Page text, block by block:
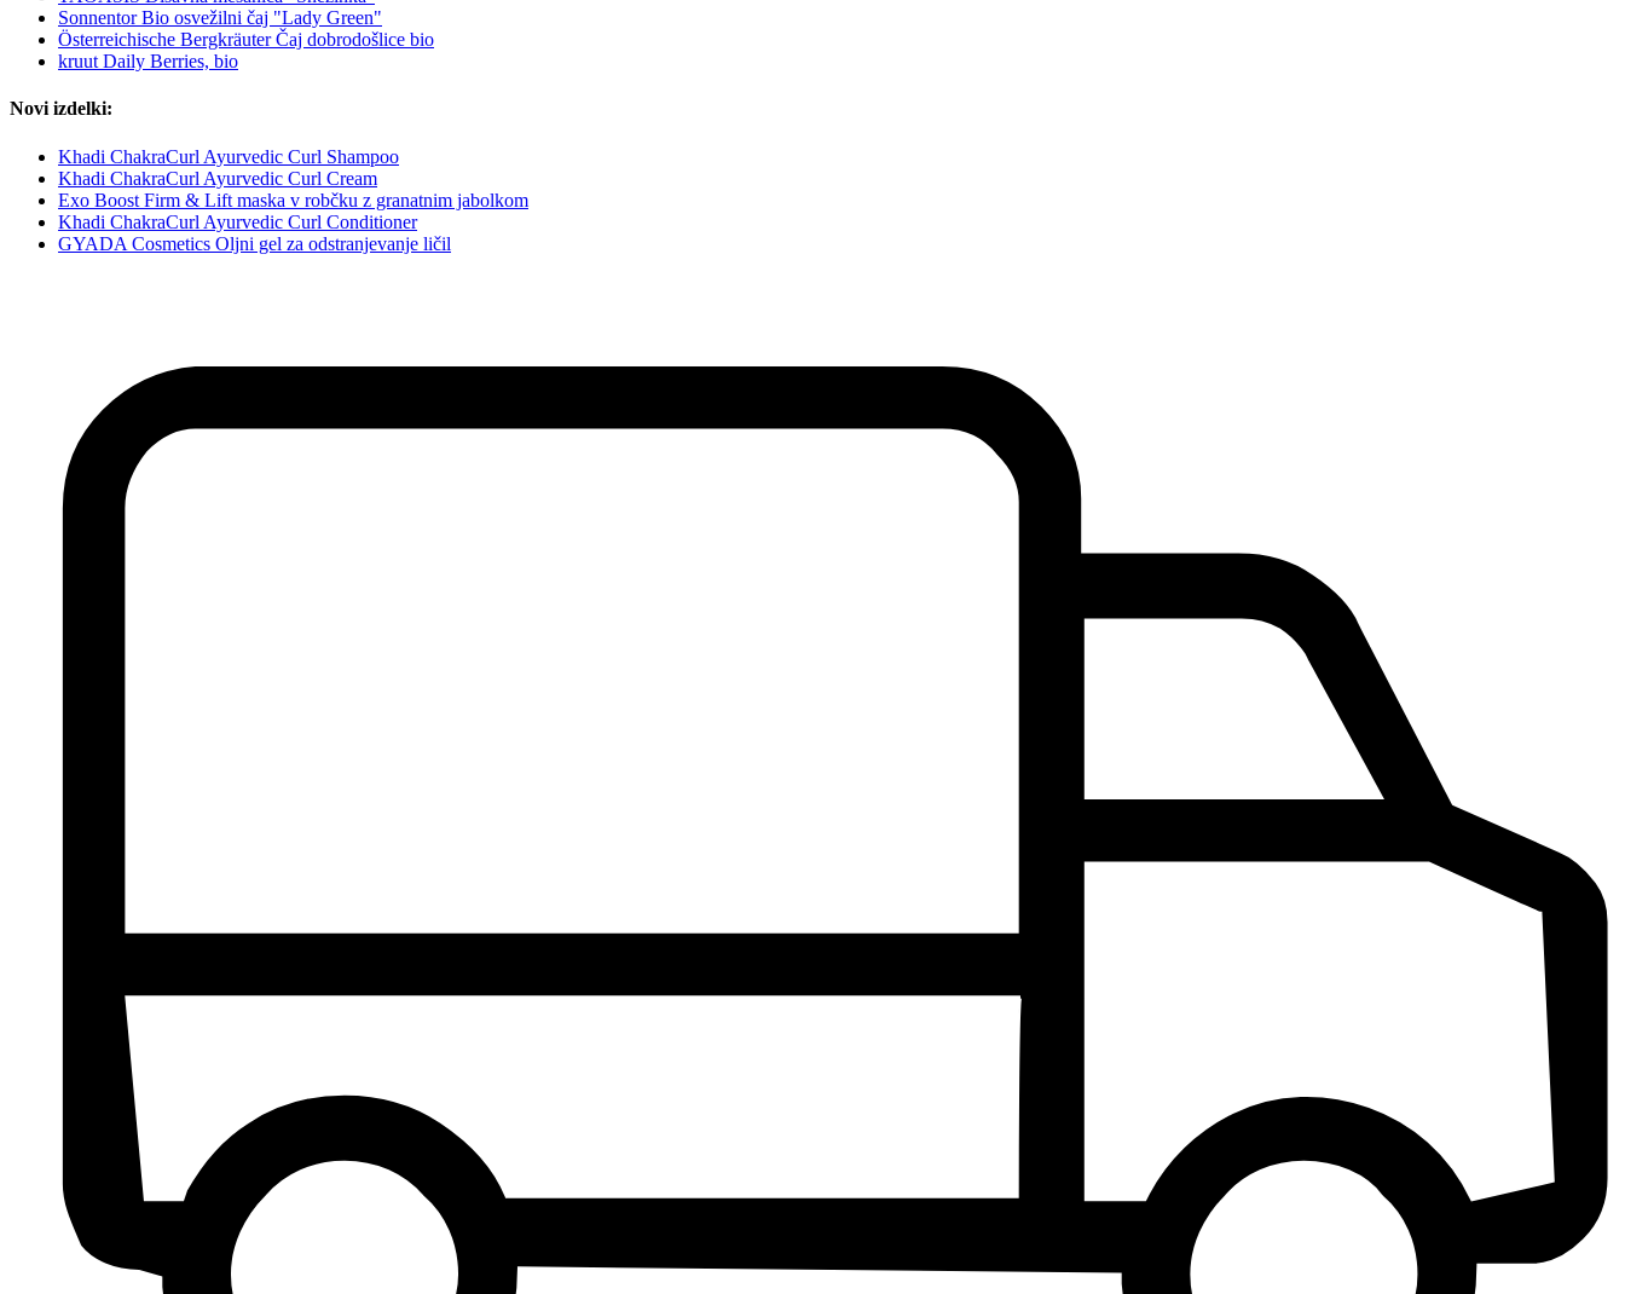
Sonnentor Bio osvežilni čaj "Lady Green"
Österreichische Bergkräuter Čaj dobrodošlice bio
kruut Daily Berries, bio
Novi izdelki:
Khadi ChakraCurl Ayurvedic Curl Shampoo
Khadi ChakraCurl Ayurvedic Curl Cream
Exo Boost Firm & Lift maska v robčku z granatnim jabolkom
Khadi ChakraCurl Ayurvedic Curl Conditioner
GYADA Cosmetics Oljni gel za odstranjevanje ličil